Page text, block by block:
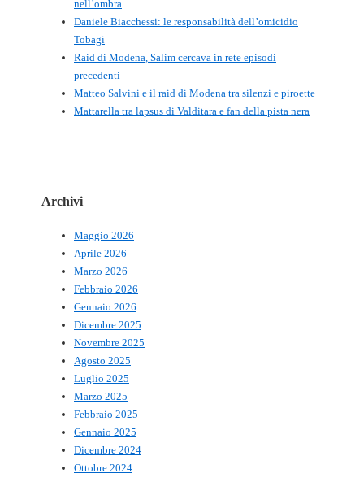
nell’ombra
Daniele Biacchessi: le responsabilità dell’omicidio
Tobagi
Raid di Modena, Salim cercava in rete episodi
precedenti
Matteo Salvini e il raid di Modena tra silenzi e piroette
Mattarella tra lapsus di Valditara e fan della pista nera
Archivi
Maggio 2026
Aprile 2026
Marzo 2026
Febbraio 2026
Gennaio 2026
Dicembre 2025
Novembre 2025
Agosto 2025
Luglio 2025
Marzo 2025
Febbraio 2025
Gennaio 2025
Dicembre 2024
Ottobre 2024